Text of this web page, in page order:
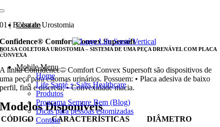
Ir
o
Contato
Mobile Menu
Home
Life Santé + Salts Healthcare
Produtos
Programa Sempre Bem (Blog)
Dicas para pessoas estomizadas
Contato
01 | Bolsa de Urostomia
Confidence® Comfort Convex Supersoft
BOLSA COLETORA UROSTOMIA – SISTEMA DE UMA PEÇA DRENÁVEL COM PLACA
CONVEXA
A linha Confidence® Comfort Convex Supersoft são dispositivos de
uma peça para estomas urinários. Possuem: • Placa adesiva de baixo
perfil, fina e discreta; • Convexidade macia.
Modelos Disponíveis
CÓDIGO CARACTERÍSTICAS DIÂMETRO